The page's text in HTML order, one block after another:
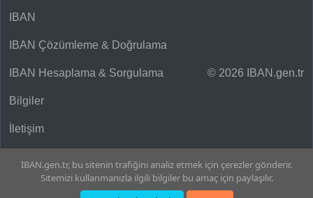
© 2026 IBAN.gen.tr
IBAN
IBAN Çözümleme & Doğrulama
IBAN Hesaplama & Sorgulama
Bilgiler
İletişim
IBAN.gen.tr, bu sitenin trafiğini analiz etmek için çerezler gönderir.
Sitemizi kullanmanızla ilgili bilgiler bu amaç için paylaşılır.